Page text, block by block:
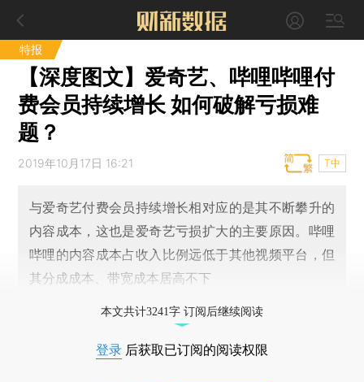
特报
【深度图文】爱奇艺、哔哩哔哩付
费会员持续增长 如何破解亏损难
题？
2019年10月17日 16:21 T中
与爱奇艺付费会员持续增长相对应的是其不断攀升的
内容成本，这也是爱奇艺亏损扩大的主要原因。哔哩
哔哩的内容成本占收入比例远低于其他视频平台，但
其分成成本、带宽成本居高不下
本文共计3241字 订阅后继续阅读
登录 后获取已订阅的阅读权限